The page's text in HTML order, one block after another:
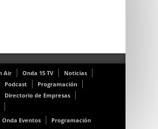
Air Onda 15 TV
Noticias
Podcast
Programación
Directorio de Empresas
Onda Eventos Programación